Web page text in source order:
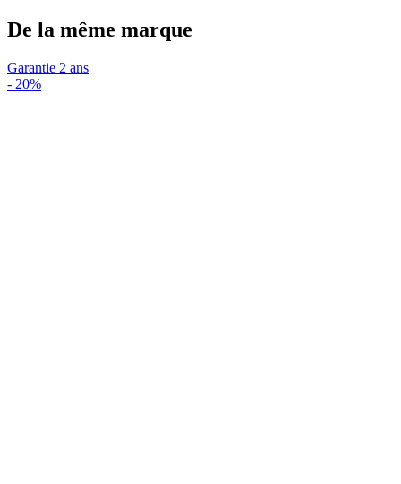
De la même marque
Garantie 2 ans
- 20%